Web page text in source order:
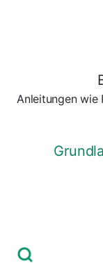
Anleitungen wie